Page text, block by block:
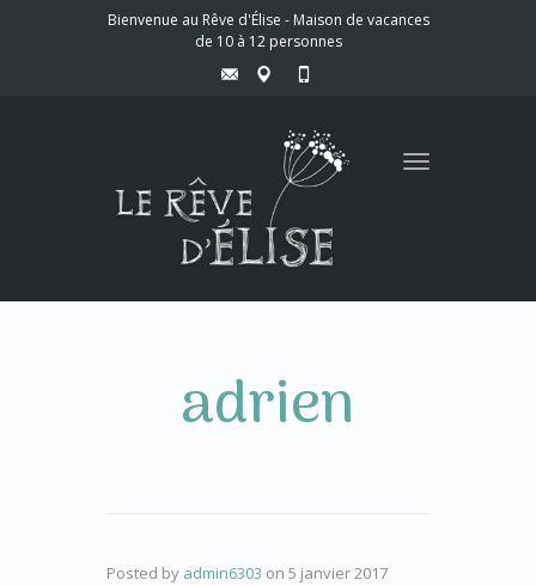
Bienvenue au Rêve d'Élise - Maison de vacances
de 10 à 12 personnes
Toggle
adrien
Posted by admin6303 on 5 janvier 2017